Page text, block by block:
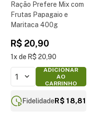
Ração Prefere Mix com
Frutas Papagaio e
Maritaca 400g
R$ 20,90
1 R$ 20,90
1
ADICIONAR
AO
CARRINHO
FidelidadeR$ 18,81